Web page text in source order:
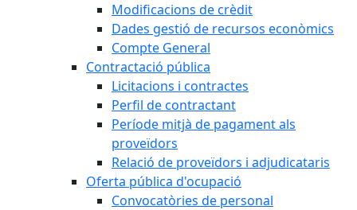
Modificacions de crèdit
Dades gestió de recursos econòmics
Compte General
Contractació pública
Licitacions i contractes
Perfil de contractant
Període mitjà de pagament als
proveïdors
Relació de proveïdors i adjudicataris
Oferta pública d'ocupació
Convocatòries de personal